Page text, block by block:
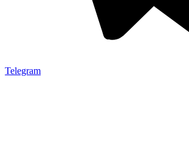
Telegram